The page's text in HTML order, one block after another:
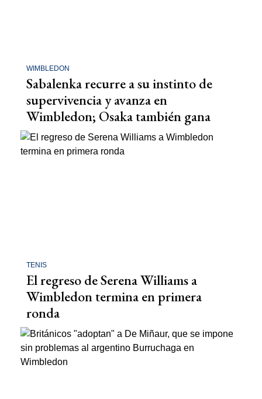
WIMBLEDON
Sabalenka recurre a su instinto de
supervivencia y avanza en
Wimbledon; Osaka también gana
TENIS
El regreso de Serena Williams a
Wimbledon termina en primera
ronda